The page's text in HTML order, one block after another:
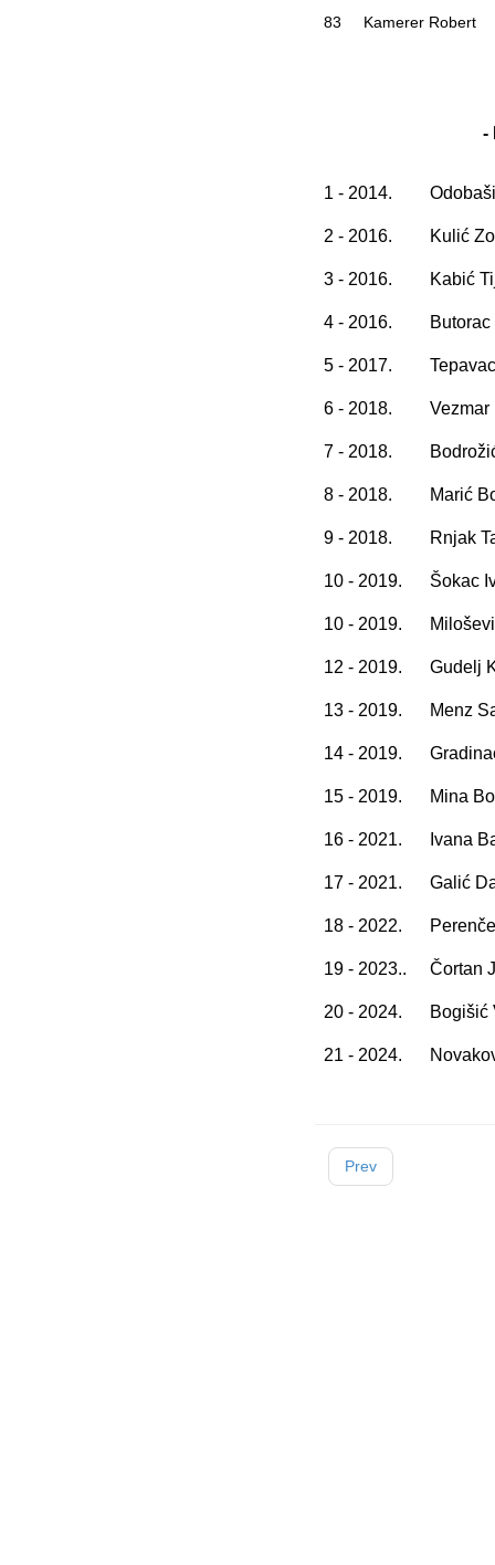
83 Kamerer Robert
-
1 - 2014.
2 - 2016. Kulić
3 - 2016. Kabić
4 - 2016.
5 - 2017.
6 - 2018.
7 - 2018.
8 - 2018. Marić
9 - 2018. Rnjak
10 - 2019. Šokac
10 - 2019.
12 - 2019. Gudelj
13 - 2019. Menz
14 - 2019.
15 - 2019. Mina
16 - 2021. Ivana
17 - 2021. Galić
18 - 2022.
19 - 2023.. Čortan
20 - 2024. Bogišić
21 - 2024.
Prev